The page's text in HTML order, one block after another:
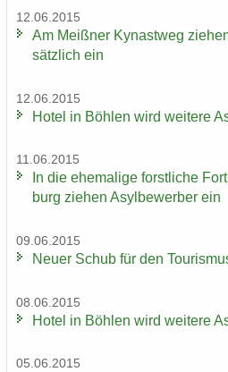
12.06.2015
Am Meiß­ner Ky­nast­weg
sätz­lich ein
12.06.2015
Hotel in Böh­len wird wei­te­re
11.06.2015
In die ehe­ma­li­ge forst­li­che
burg zie­hen Asyl­be­wer­ber ein
09.06.2015
Neuer Schub für den
08.06.2015
Hotel in Böh­len wird wei­te­re
05.06.2015